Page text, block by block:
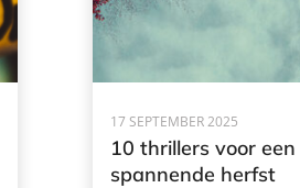
17 SEPTEMBER 2025
10 thrillers voor een
spannende herfst